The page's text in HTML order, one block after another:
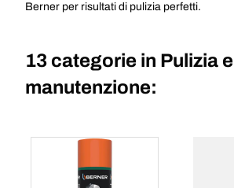
Berner per risultati di pulizia perfetti.
13 categorie in Pulizia e
manutenzione: